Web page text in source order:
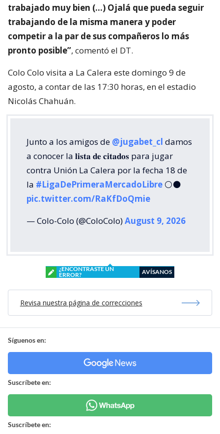
trabajado muy bien (…) Ojalá que pueda seguir
trabajando de la misma manera y poder
competir a la par de sus compañeros lo más
pronto posible”, comentó el DT.
Colo Colo visita a La Calera este domingo 9 de
agosto, a contar de las 17:30 horas, en el estadio
Nicolás Chahuán.
Junto a los amigos de @jugabet_cl damos
a conocer la 𝐥𝐢𝐬𝐭𝐚 𝐝𝐞 𝐜𝐢𝐭𝐚𝐝𝐨𝐬 para jugar
contra Unión La Calera por la fecha 18 de
la #LigaDePrimeraMercadoLibre ⚪⚫
pic.twitter.com/RaKfDoQmie
— Colo-Colo (@ColoColo)August 9, 2026
¿ENCONTRASTE UN
ERROR?
AVÍSANOS
Revisa nuestra página de correcciones
Síguenos en:
Suscríbete en:
Suscríbete en: